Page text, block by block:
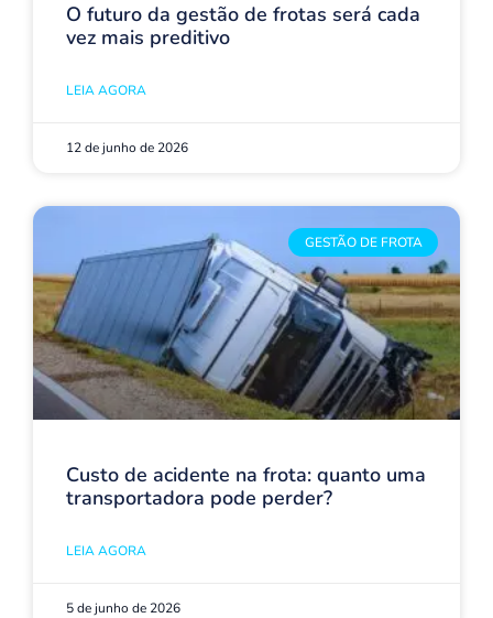
O futuro da gestão de frotas será cada
vez mais preditivo
LEIA AGORA
12 de junho de 2026
GESTÃO DE FROTA
Custo de acidente na frota: quanto uma
transportadora pode perder?
LEIA AGORA
5 de junho de 2026